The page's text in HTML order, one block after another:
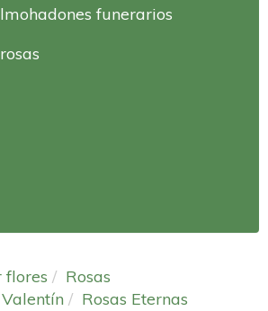
funerarios
flores
Rosas
Rosas Eternas